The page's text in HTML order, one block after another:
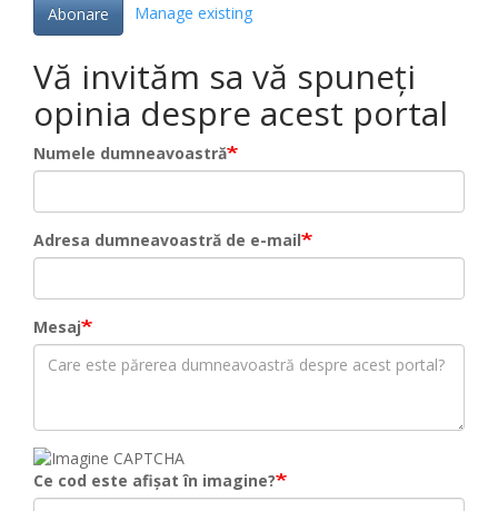
Abonare
Manage existing
Vă invităm sa vă spuneți
opinia despre acest portal
Numele dumneavoastră
Adresa dumneavoastră de e-mail
Mesaj
Ce cod este afișat în imagine?